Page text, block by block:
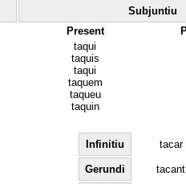
Subjuntiu
Present
taqui
taquis
taqui
taquem
taqueu
taquin
Infinitiu tacar
Gerundi tacant